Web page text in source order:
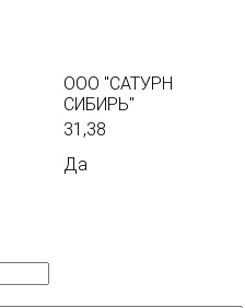
ООО "САТУРН
СИБИРЬ"
31,38
Да